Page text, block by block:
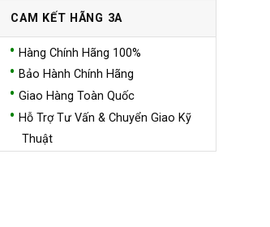
CAM KẾT HÃNG 3A
Hàng Chính Hãng 100%
Bảo Hành Chính Hãng
Giao Hàng Toàn Quốc
Hỗ Trợ Tư Vấn & Chuyển Giao Kỹ
Thuật